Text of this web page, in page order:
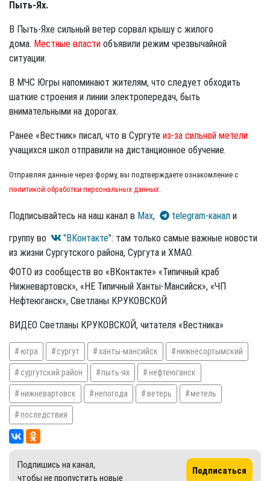
Пыть-Ях.
В Пыть-Яхе сильный ветер сорвал крышу с жилого
дома. Местные власти объявили режим чрезвычайной
ситуации.
В МЧС Югры напоминают жителям, что следует обходить
шаткие строения и линии электропередач, быть
внимательными на дорогах.
Ранее «Вестник» писал, что в Сургуте из-за сильной метели
учащихся школ отправили на дистанционное обучение.
Отправляя данные через форму, вы подтверждаете ознакомление с
политикой обработки персональных данных.
Подписывайтесь на наш канал в Max, telegram-канал и
группу во
"ВКонтакте": там только самые важные новости
из жизни Сургутского района, Сургута и ХМАО.
ФОТО из сообществ во «ВКонтакте» «Типичный краб
Нижневартовск», «НЕ Типичный Ханты-Мансийск», «ЧП
Нефтеюганск», Светланы КРУКОВСКОЙ
ВИДЕО Светланы КРУКОВСКОЙ, читателя «Вестника»
югра сургут ханты-мансийск нижнесортымский
сургутский район пыть-ях нефтеюганск
нижневартовск непогода ветерь метель
последствия
Подпишись на канал,
чтобы не пропустить новые
Подписаться